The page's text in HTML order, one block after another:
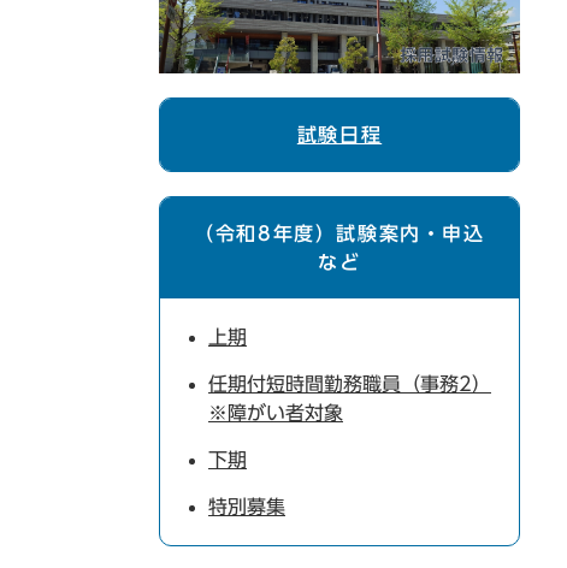
試験日程
（令和8年度）試験案内・申込
など
上期
任期付短時間勤務職員（事務2）
※障がい者対象
下期
特別募集